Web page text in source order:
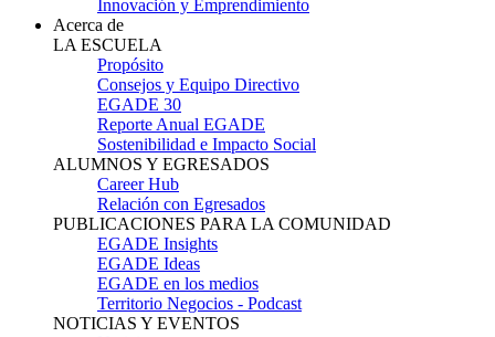
Innovación y Emprendimiento
Acerca de
LA ESCUELA
Propósito
Consejos y Equipo Directivo
EGADE 30
Reporte Anual EGADE
Sostenibilidad e Impacto Social
ALUMNOS Y EGRESADOS
Career Hub
Relación con Egresados
PUBLICACIONES PARA LA COMUNIDAD
EGADE Insights
EGADE Ideas
EGADE en los medios
Territorio Negocios - Podcast
NOTICIAS Y EVENTOS